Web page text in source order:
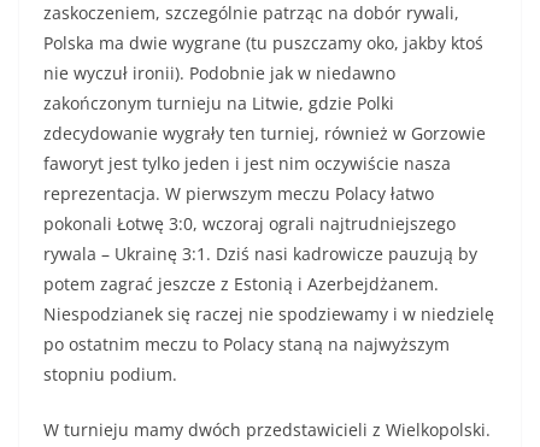
zaskoczeniem, szczególnie patrząc na dobór rywali,
Polska ma dwie wygrane (tu puszczamy oko, jakby ktoś
nie wyczuł ironii). Podobnie jak w niedawno
zakończonym turnieju na Litwie, gdzie Polki
zdecydowanie wygrały ten turniej, również w Gorzowie
faworyt jest tylko jeden i jest nim oczywiście nasza
reprezentacja. W pierwszym meczu Polacy łatwo
pokonali Łotwę 3:0, wczoraj ograli najtrudniejszego
rywala – Ukrainę 3:1. Dziś nasi kadrowicze pauzują by
potem zagrać jeszcze z Estonią i Azerbejdżanem.
Niespodzianek się raczej nie spodziewamy i w niedzielę
po ostatnim meczu to Polacy staną na najwyższym
stopniu podium.
W turnieju mamy dwóch przedstawicieli z Wielkopolski.